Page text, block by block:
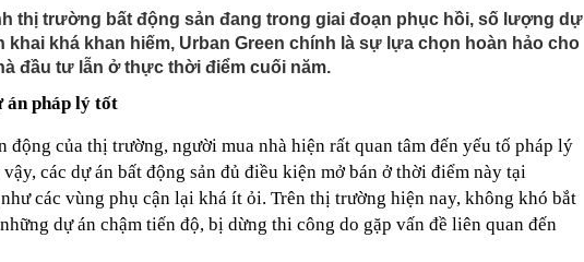
thị trường bất động sản đang trong giai đoạn phục hồi, số lượng dự
khai khá khan hiếm, Urban Green chính là sự lựa chọn hoàn hảo cho
đầu tư lẫn ở thực thời điểm cuối năm.
pháp lý tốt
động của thị trường, người mua nhà hiện rất quan tâm đến yếu tố pháp lý
vậy, các dự án bất động sản đủ điều kiện mở bán ở thời điểm này tại
các vùng phụ cận lại khá ít ỏi. Trên thị trường hiện nay, không khó bắt
dự án chậm tiến độ, bị dừng thi công do gặp vấn đề liên quan đến